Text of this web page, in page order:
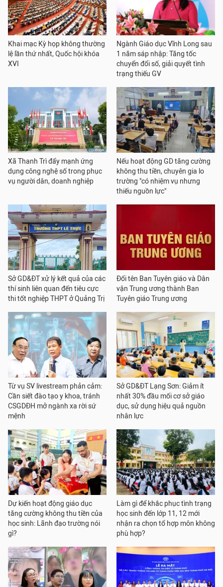
Khai mạc Kỳ họp không thường
lệ lần thứ nhất, Quốc hội khóa
XVI
Ngành Giáo dục Vĩnh Long sau
1 năm sáp nhập: Tăng tốc
chuyển đổi số, giải quyết tình
trạng thiếu GV
Xã Thanh Trì đẩy mạnh ứng
dụng công nghệ số trong phục
vụ người dân, doanh nghiệp
Nếu hoạt động GD tăng cường
không thu tiền, chuyên gia lo
trường "có nhiệm vụ nhưng
thiếu nguồn lực"
Sở GD&ĐT xử lý kết quả của các
thí sinh liên quan đến tiêu cực
thi tốt nghiệp THPT ở Quảng Trị
Đổi tên Ban Tuyên giáo và Dân
vận Trung ương thành Ban
Tuyên giáo Trung ương
Từ vụ SV livestream phản cảm:
Cần siết đào tạo y khoa, tránh
CSGDĐH mở ngành xa rời sứ
mệnh
Sở GD&ĐT Lạng Sơn: Giảm ít
nhất 30% đầu mối cơ sở giáo
dục, sử dụng hiệu quả nguồn
nhân lực
Dự kiến hoạt động giáo dục
tăng cường không thu tiền của
học sinh: Lãnh đạo trường nói
gì?
Làm gì để khắc phục tình trạng
học sinh đến lớp 11, 12 mới
nhận ra chọn tổ hợp môn không
phù hợp?